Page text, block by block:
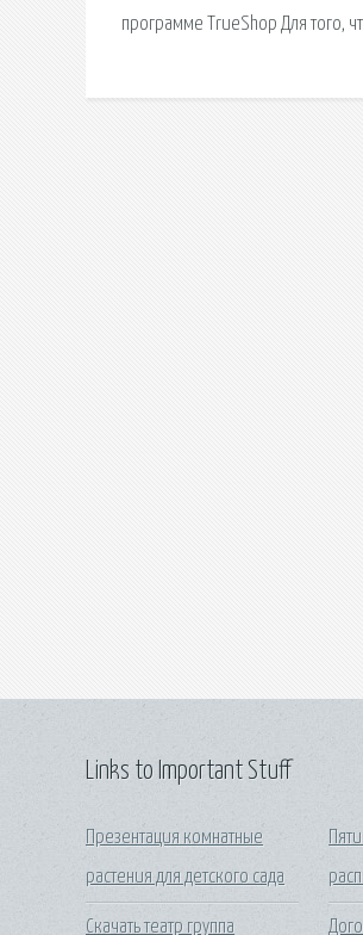
программе TrueShop Для того,
Links to Important Stuff
Презентация комнатные
растения для детского сада
Скачать театр группа